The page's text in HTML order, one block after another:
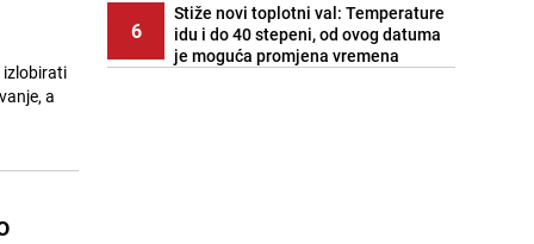
izlobirati
a
6
Stiže novi toplotni val: Temperature
idu i do 40 stepeni, od ovog datuma
je moguća promjena vremena